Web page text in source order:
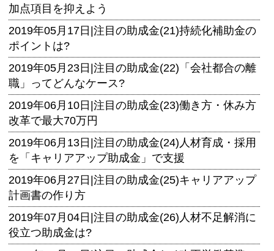
加点項目を抑えよう
2019年05月17日| 注目の助成金(21)持続化補助金の
ポイントは?
2019年05月23日| 注目の助成金(22)「会社都合の離
職」ってどんなケース?
2019年06月10日| 注目の助成金(23)働き方・休み方
改革で最大70万円
2019年06月13日| 注目の助成金(24)人材育成・採用
を「キャリアアップ助成金」で支援
2019年06月27日| 注目の助成金(25)キャリアアップ
計画書の作り方
2019年07月04日| 注目の助成金(26)人材不足解消に
役立つ助成金は?